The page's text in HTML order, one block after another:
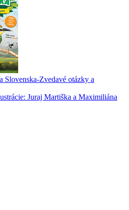
Slovenska-Zvedavé otázky a
Juraj Martiška a Maximiliána